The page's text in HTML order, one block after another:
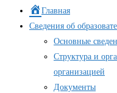
Главная
Сведения об
Основные
Структура и
организацией
Документы